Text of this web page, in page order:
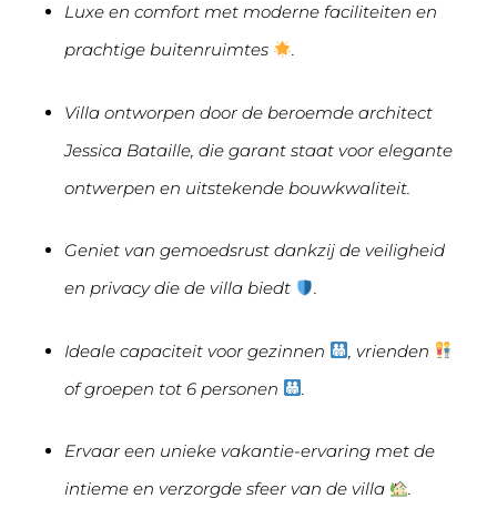
Luxe en comfort met moderne faciliteiten en
prachtige buitenruimtes
.
Villa ontworpen door de beroemde architect
Jessica Bataille, die garant staat voor elegante
ontwerpen en uitstekende bouwkwaliteit.
Geniet van gemoedsrust dankzij de veiligheid
en privacy die de villa biedt
.
Ideale capaciteit voor gezinnen
, vrienden
of groepen tot 6 personen
.
Ervaar een unieke vakantie-ervaring met de
intieme en verzorgde sfeer van de villa
.